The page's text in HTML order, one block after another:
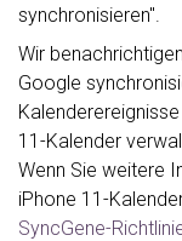
synchronisieren".
Wir
Google
11-Kalender
Wenn Sie weitere
iPhone 11-
SyncGene-